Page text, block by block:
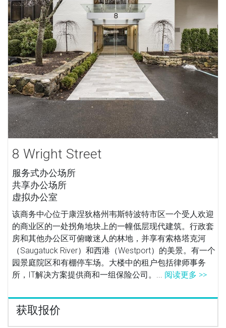
8 Wright Street
服务式办公场所
共享办公场所
虚拟办公室
该商务中心位于康涅狄格州韦斯特波特市区一个受人欢迎
的商业区的一处拐角地块上的一幢低层现代建筑。行政套
房和其他办公区可俯瞰迷人的林地，并享有索格塔克河
（Saugatuck River）和西港（Westport）的美景。有一个
园景庭院区和有棚停车场。大楼中的租户包括律师事务
所，IT解决方案提供商和一组保险公司。... 阅读更多 >>
获取报价